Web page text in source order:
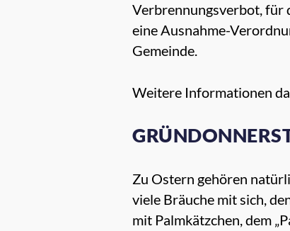
Verbrennungsverbot, für
eine Ausnahme-
Gemeinde.
Weitere Informationen
Zu Ostern gehören
viele Bräuche mit sich,
mit Palmkätzchen, dem